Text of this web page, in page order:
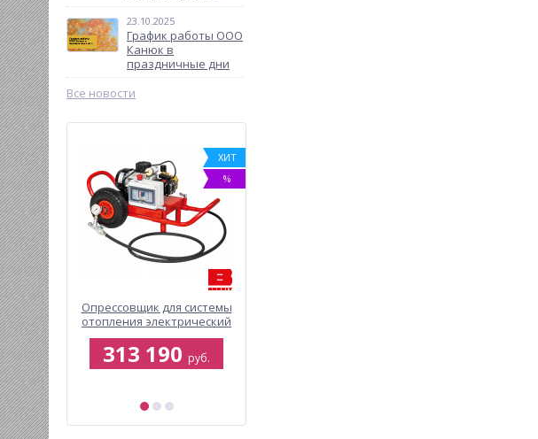
23.10.2025
График работы ООО
Канюк в
праздничные дни
Все новости
%
ХИТ
%
Опрессовщик для системы
отопления электрический
BREXIT BrexTEST PRO 1300
313 190 руб.